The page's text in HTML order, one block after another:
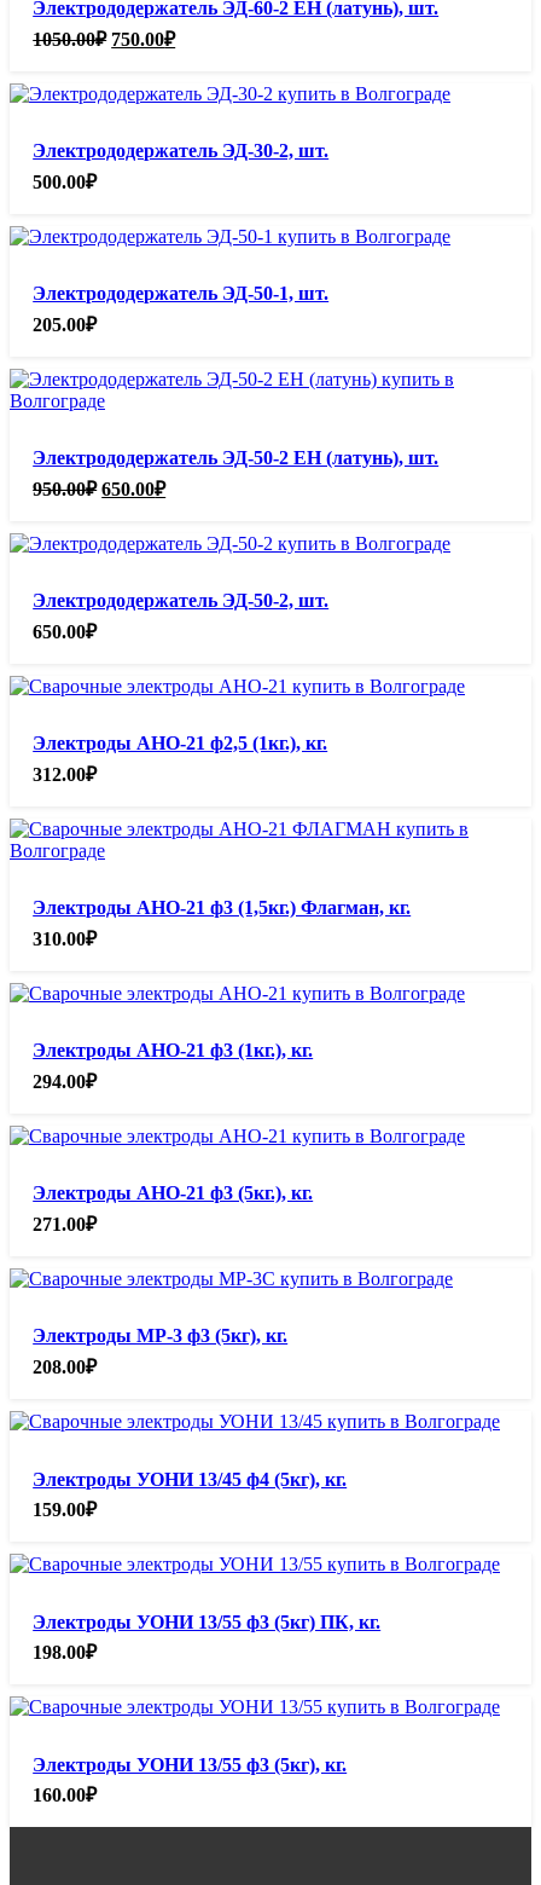
Электрододержатель ЭД-60-2 ЕН (латунь), шт.
1050.00₽ Первоначальная
1050.00₽.
750.00₽Текущая
Электрододержатель ЭД-30-2, шт.
500.00₽
Электрододержатель ЭД-50-1, шт.
205.00₽
Электрододержатель ЭД-50-2 ЕН (латунь), шт.
950.00₽ Первоначальная
950.00₽.
650.00₽Текущая
Электрододержатель ЭД-50-2, шт.
650.00₽
Электроды АНО-21 ф2,5 (1кг.), кг.
312.00₽
Электроды АНО-21 ф3 (1,5кг.) Флагман, кг.
310.00₽
Электроды АНО-21 ф3 (1кг.), кг.
294.00₽
Электроды АНО-21 ф3 (5кг.), кг.
271.00₽
Электроды МР-3 ф3 (5кг), кг.
208.00₽
Электроды УОНИ 13/45 ф4 (5кг), кг.
159.00₽
Электроды УОНИ 13/55 ф3 (5кг) ПК, кг.
198.00₽
Электроды УОНИ 13/55 ф3 (5кг), кг.
160.00₽